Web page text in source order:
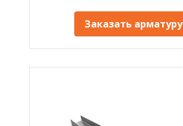
Заказать арматуру